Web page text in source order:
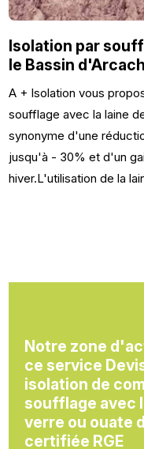
Isolation par
le Bassin
A + Isolation vous
soufflage avec la laine
synonyme d'une
jusqu'à - 30% et d'un
hiver.L'utilisation de la
Notre zone
ce service
isolation de
soufflage avec
verre ou ouate
certifiée RGE